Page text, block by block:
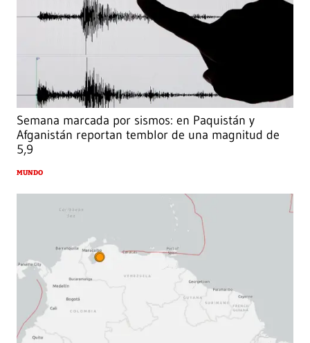
Semana marcada por sismos: en Paquistán y
Afganistán reportan temblor de una magnitud de
5,9
MUNDO